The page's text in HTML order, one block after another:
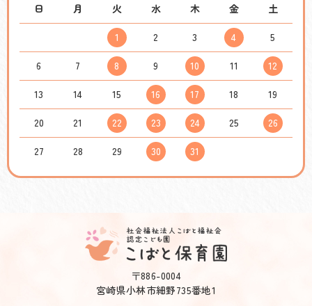
日
月 火 水 木 金 土
1 2 3 4 5
6 7 8 9 10 11 12
13 14 15 16 17 18 19
20 21 22 23 24 25 26
27 28 29 30 31
〒886-0004
宮崎県小林市細野735番地1